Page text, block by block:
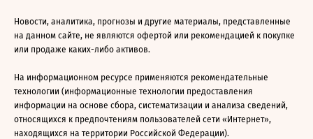
Новости, аналитика, прогнозы и другие материалы, представленные
на данном сайте, не являются офертой или рекомендацией к покупке
или продаже каких-либо активов.
На информационном ресурсе применяются рекомендательные
технологии (информационные технологии предоставления
информации на основе сбора, систематизации и анализа сведений,
относящихся к предпочтениям пользователей сети «Интернет»,
находящихся на территории Российской Федерации).